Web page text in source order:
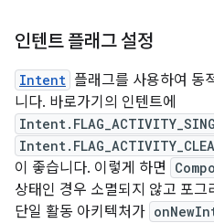
인텐트 플래그 설정
Intent 플래그를 사용하여 동
니다. 바로가기의 인텐트에
이 좋습니다. 이렇게 하면
상태인 경우 소멸되지 않고 포
단일 활동 아키텍처가